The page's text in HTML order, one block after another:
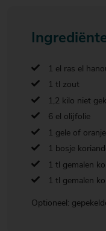
1 el ras el
1 tl zout
1,2 kilo niet
6 el olijfolie
1 gele of
1 bosje
1 tl gemalen
1 tl gemalen
Optioneel: